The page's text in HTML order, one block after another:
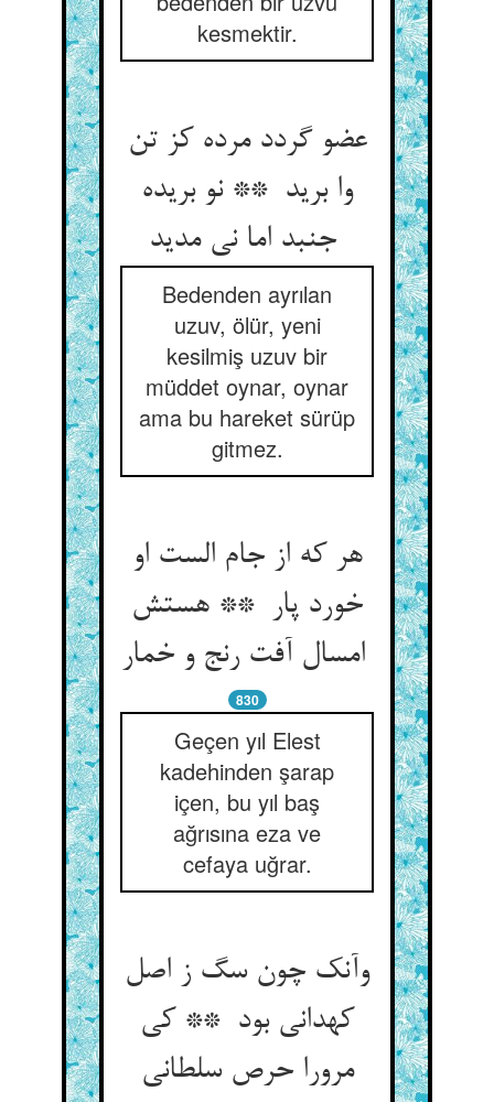
kesmektir.
عضو گردد مرده کز تن
وا برید ** نو بریده
Bedenden ayrılan
uzuv, ölür, yeni
kesilmiş uzuv bir
müddet oynar, oynar
ama bu hareket sürüp
gitmez.
هر که از جام الست او
خورد پار ** هستش
امسال آفت رنج و خمار
830
Geçen yıl Elest
kadehinden şarap
içen, bu yıl baş
ağrısına eza ve
cefaya uğrar.
وآنک چون سگ ز اصل
کهدانی بود ** کی
مرورا حرص سلطانی